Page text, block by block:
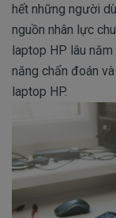
hết những người
nguồn nhân lực
laptop HP lâu
năng chẩn đoán
laptop HP.